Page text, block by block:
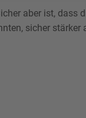
aber ist, dass
sicher